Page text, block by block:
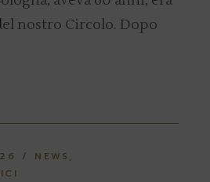
nostro Circolo. Dopo
NEWS